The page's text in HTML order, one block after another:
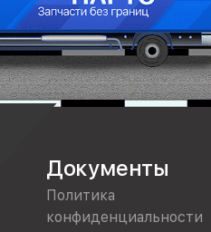
Документы
Политика
конфиденциальности